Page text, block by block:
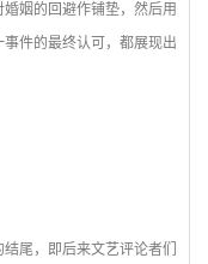
姻的回避作铺垫，然后用
件的最终认可，都展现出
尾，即后来文艺评论者们